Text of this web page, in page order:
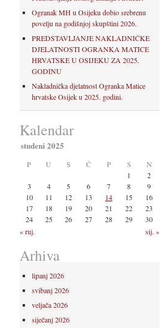
Ogranak MH u Osijeku dobio srebrenu
povelju na godišnjoj skupštini 2026.
PREDSTAVLJANJE NAKLADNIČKE
DJELATNOSTI OGRANKA MATICE
HRVATSKE U OSIJEKU ZA 2025.
GODINU
Nakladnička djelatnost Ogranka Matice
hrvatske Osijek u 2025. godini.
Kalendar
studeni 2025
P U S Č P S N
« ruj. sij. »
1
2
3
4 5 6 7 8
9
10
11 12 13 14 15
16
17
18 19 20 21 22
23
24
25 26 27 28 29 30
Arhiva
lipanj 2026
svibanj 2026
veljača 2026
siječanj 2026